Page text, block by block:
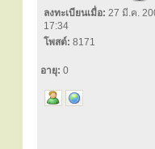
ลงทะเบียนเมื่อ: 27 มี.ค.
17:34
โพสต์: 8171
อายุ: 0